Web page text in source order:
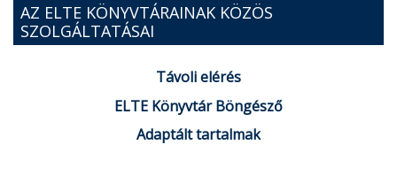
AZ ELTE KÖNYVTÁRAINAK KÖZÖS
SZOLGÁLTATÁSAI
Távoli elérés
ELTE Könyvtár Böngésző
Adaptált tartalmak